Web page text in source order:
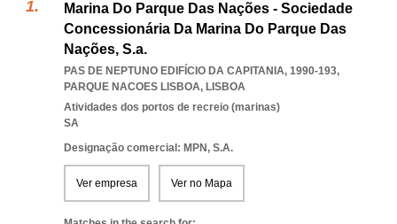
Marina Do Parque Das Nações - Sociedade
Concessionária Da Marina Do Parque Das
Nações, S.a.
PAS DE NEPTUNO EDIFÍCIO DA CAPITANIA, 1990-193,
PARQUE NACOES LISBOA, LISBOA
Atividades dos portos de recreio (marinas)
SA
Designação comercial: MPN, S.A.
Ver empresa Ver no Mapa